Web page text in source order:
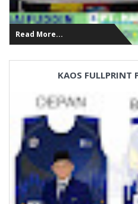
Read More...
KAOS FULLPRINT